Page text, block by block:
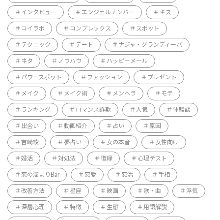
インタビュー エンジェルナンバー キス
コイラボ コンプレックス スポット
テクニック デート ナジャ・グランディーバ
ネタ ノウハウ ハッピーメール
パワースポット ファッション プレゼント
メイク メイク術 メンヘラ モテ
ランキング ロマンス詐欺 人気 体験談
出会い 動画紹介 占い 原因
吉崎綾 夢占い 女の本音 女性向け
婚活 対処法 復縁 心理テスト
恋の溜まりBar 恋愛 恋活 手相
改善方法 星座 映画 歌・曲 浮気
深層心理 特徴 生態 用語解説